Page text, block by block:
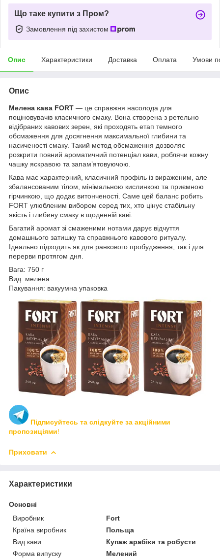
Що таке купити з Пром?
Замовлення під захистом
Опис Характеристики Доставка Оплата Умови
Опис
Мелена кава FORT — це справжня насолода для
поціновувачів класичного смаку. Вона створена з ретельно
відібраних кавових зерен, які проходять етап темного
обсмаження для досягнення максимальної глибини та
насиченості смаку. Такий метод обсмаження дозволяє
розкрити повний ароматичний потенціал кави, роблячи кожну
чашку яскравою та запам’ятовуючою.
Кава має характерний, класичний профіль із вираженим, але
збалансованим тілом, мінімальною кислинкою та приємною
гірчинкою, що додає витонченості. Саме цей баланс робить
FORT улюбленим вибором серед тих, хто цінує стабільну
якість і глибину смаку в щоденній каві.
Багатий аромат зі смаженими нотами дарує відчуття
домашнього затишку та справжнього кавового ритуалу.
Ідеально підходить як для ранкового пробудження, так і для
перерви протягом дня.
Вага: 750 г
Вид: мелена
Пакування: вакуумна упаковка
Підписуйтесь та слідкуйте за акційними
пропозиціями!
Приховати
Характеристики
Основні
Виробник
Fort
Країна виробник
Польща
Вид кави
Купаж арабіки та робусти
Форма випуску
Мелений